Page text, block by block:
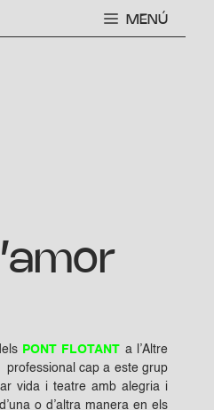
MENÚ
PONT FLOTANT a l’Altre
professional cap a este grup
vida i teatre amb alegria i
o d’altra manera en els